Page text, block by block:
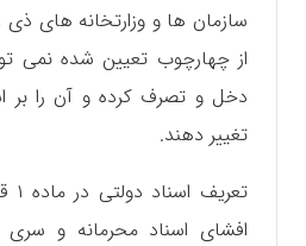
سازمان ها و وزارتخانه های
از چهارچوب تعیین شده نمی
دخل و تصرف کرده و آن را
تغییر دهند.
افشای اسناد محرمانه و